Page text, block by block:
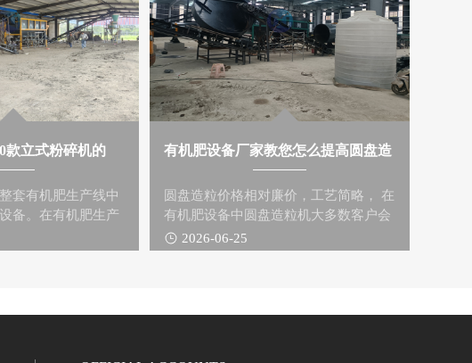
款立式粉碎机的
套有机肥生产线中
备。在有机肥生产
料的作用。 此
有机肥设备厂家教您怎么提高圆盘造
圆盘造粒价格相对廉价，工艺简略， 在
有机肥设备中圆盘造粒机大多数客户会
挑选圆盘造粒，怎么进步圆盘造粒
2026-06-25